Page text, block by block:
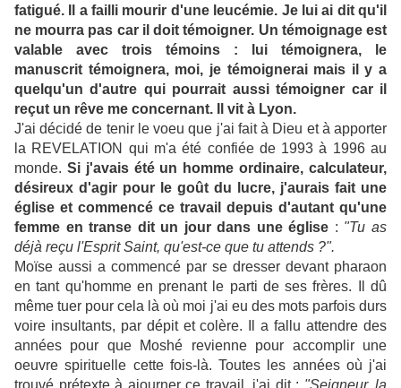
fatigué. Il a failli mourir d'une leucémie. Je lui ai dit qu'il
ne mourra pas car il doit témoigner. Un témoignage est
valable avec trois témoins : lui témoignera, le
manuscrit témoignera, moi, je témoignerai mais il y a
quelqu'un d'autre qui pourrait aussi témoigner car il
reçut un rêve me concernant. Il vit à Lyon.
J'ai décidé de tenir le voeu que j'ai fait à Dieu et à apporter
la REVELATION qui m'a été confiée de 1993 à 1996 au
monde. Si j'avais été un homme ordinaire, calculateur,
désireux d'agir pour le goût du lucre, j'aurais fait une
église et commencé ce travail depuis d'autant qu'une
femme en transe dit un jour dans une église : "Tu as
déjà reçu l'Esprit Saint, qu'est-ce que tu attends ?".
Moïse aussi a commencé par se dresser devant pharaon
en tant qu'homme en prenant le parti de ses frères. Il dû
même tuer pour cela là où moi j'ai eu des mots parfois durs
voire insultants, par dépit et colère. Il a fallu attendre des
années pour que Moshé revienne pour accomplir une
oeuvre spirituelle cette fois-là. Toutes les années où j'ai